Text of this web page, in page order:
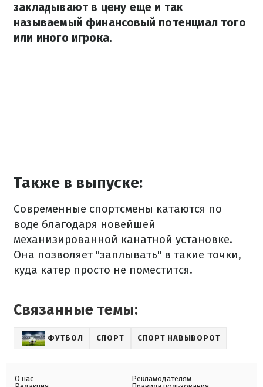
закладывают в цену еще и так
называемый финансовый потенциал того
или иного игрока.
Также в выпуске:
Современные спортсмены катаются по
воде благодаря новейшей
механизированной канатной установке.
Она позволяет "заплывать" в такие точки,
куда катер просто не поместится.
Связанные темы:
ФУТБОЛ СПОРТ СПОРТ НАВЫВОРОТ
О нас
Рекламодателям